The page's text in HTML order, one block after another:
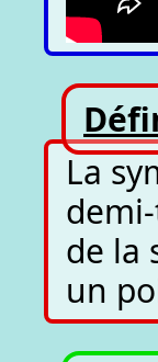
La
de la
un